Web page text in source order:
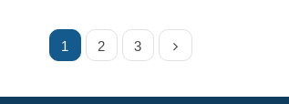
1 2 3